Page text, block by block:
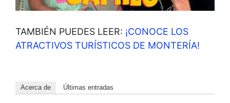
TAMBIÉN PUEDES LEER: ¡CONOCE LOS
ATRACTIVOS TURÍSTICOS DE MONTERÍA!
Acerca de Últimas entradas